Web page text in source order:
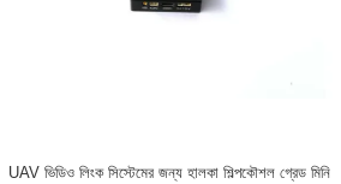
NLOS মিনি ওয়্যারলেস ট্রান্সমিটার / পোর্টেবল মিনিature ভিডিও